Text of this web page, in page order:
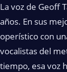
La voz de Geoff
años. En sus
operístico con
vocalistas del
tiempo, esa voz